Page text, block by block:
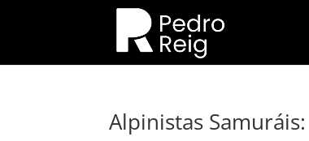
Alpinistas